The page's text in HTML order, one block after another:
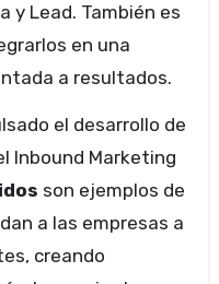
y Lead. También es
en una
a resultados.
el desarrollo de
Inbound Marketing
son ejemplos de
a las empresas a
creando